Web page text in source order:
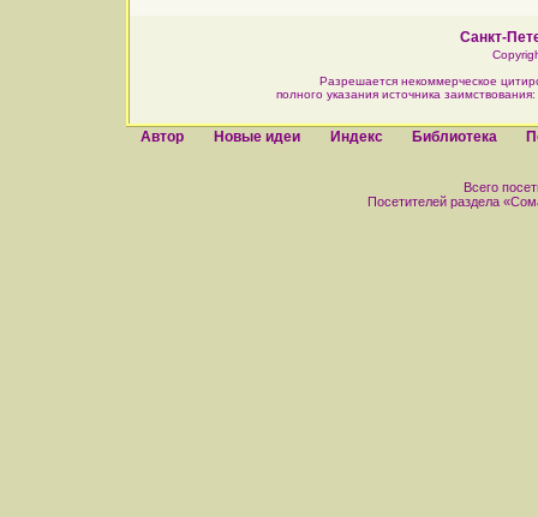
Санкт-
Разрешается некоммерческое
полного указания источника
Автор Новые идеи Индекс Библиотека
Всего
Посетителей раздела